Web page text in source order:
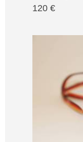
120 €